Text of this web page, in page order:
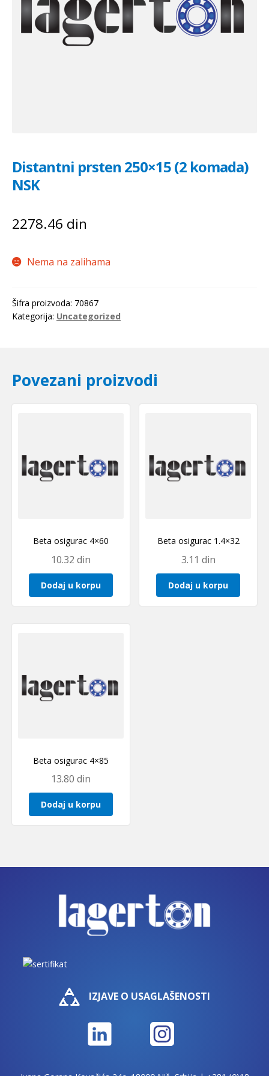
Distantni prsten 250×15 (2 komada)
NSK
2278.46 din
Nema na zalihama
Šifra proizvoda: 70867
Kategorija: Uncategorized
Povezani proizvodi
Beta osigurac 4×60
10.32 din
Dodaj u korpu
Beta osigurac 1.4×32
3.11 din
Dodaj u korpu
Beta osigurac 4×85
13.80 din
Dodaj u korpu
IZJAVE O USAGLAŠENOSTI